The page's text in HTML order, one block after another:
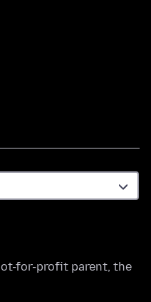
for-profit parent, the